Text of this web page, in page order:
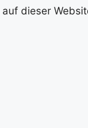
dieser